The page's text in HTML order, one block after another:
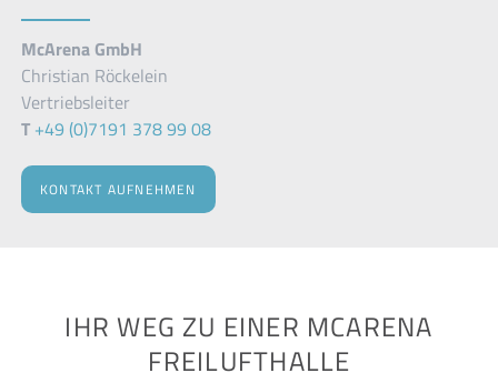
McArena GmbH
Christian Röckelein
Vertriebsleiter
T +49 (0)7191 378 99 08
KONTAKT AUFNEHMEN
IHR WEG ZU EINER MCARENA
FREILUFTHALLE